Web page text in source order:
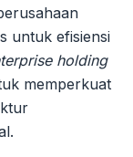
untuk efisiensi
holding
memperkuat